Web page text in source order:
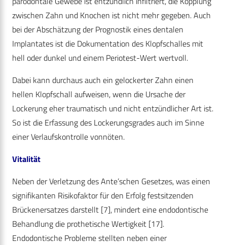
zwischen Zahn und Knochen ist nicht mehr gegeben. Auch
bei der Abschätzung der Prognostik eines dentalen
Implantates ist die Dokumentation des Klopfschalles mit
hell oder dunkel und einem Periotest-Wert wertvoll.
Dabei kann durchaus auch ein gelockerter Zahn einen
hellen Klopfschall aufweisen, wenn die Ursache der
Lockerung eher traumatisch und nicht entzündlicher Art ist.
So ist die Erfassung des Lockerungsgrades auch im Sinne
einer Verlaufskontrolle vonnöten.
Vitalität
Neben der Verletzung des Ante’schen Gesetzes, was einen
signifikanten Risikofaktor für den Erfolg festsitzenden
Brückenersatzes darstellt [7], mindert eine endodontische
Behandlung die prothetische Wertigkeit [17].
Endodontische Probleme stellten neben einer